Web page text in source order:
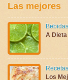
Las mejores
Bebidas
A
Recetas
Los